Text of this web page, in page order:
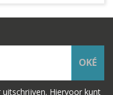
OKÉ
Hiervoor kunt